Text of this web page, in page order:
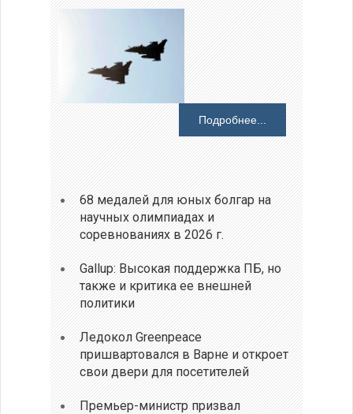
Подробнее...
68 медалей для юных болгар на
научных олимпиадах и
соревнованиях в 2026 г.
Gallup: Высокая поддержка ПБ, но
также и критика ее внешней
политики
Ледокол Greenpeace
пришвартовался в Варне и откроет
свои двери для посетителей
Премьер-министр призвал